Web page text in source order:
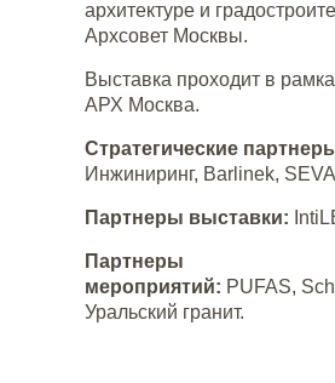
архитектуре и
Архсовет Москвы.
Выставка проходит в
АРХ Москва.
Стратегические
Инжиниринг, Barlinek,
Партнеры выставки:
Партнеры
мероприятий: PUFAS,
Уральский гранит.